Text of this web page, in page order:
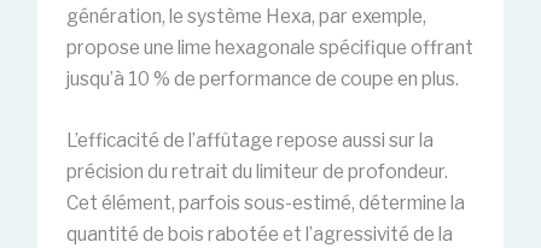
génération, le système Hexa, par exemple,
propose une lime hexagonale spécifique offrant
jusqu’à 10 % de performance de coupe en plus.
L’efficacité de l’affûtage repose aussi sur la
précision du retrait du limiteur de profondeur.
Cet élément, parfois sous-estimé, détermine la
quantité de bois rabotée et l’agressivité de la